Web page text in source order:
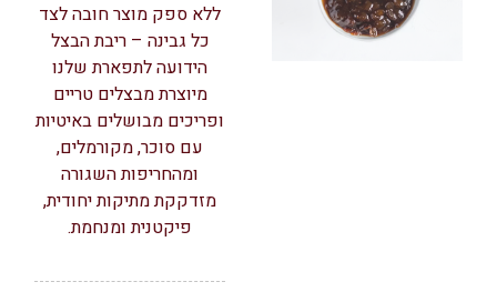
ללא ספק מוצר חובה לצד
כל גבינה – ריבת הבצל
הידועה לתפארת שלנו
מיוצרת מבצלים טריים
ופריכים מבושלים באיטיות
עם סוכר, מקורמלים,
ומהחריפות השגורה
מזדקקת מתיקות יחודית,
פיקטנית ומנחמת.